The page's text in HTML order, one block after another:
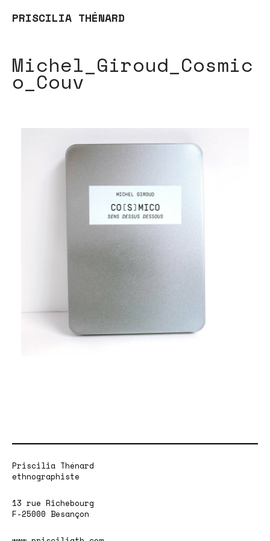
PRISCILIA THÉNARD
Michel_Giroud_Cosmic
o_Couv
Priscilia Thénard
ethnographiste
13 rue Richebourg
F-25000 Besançon